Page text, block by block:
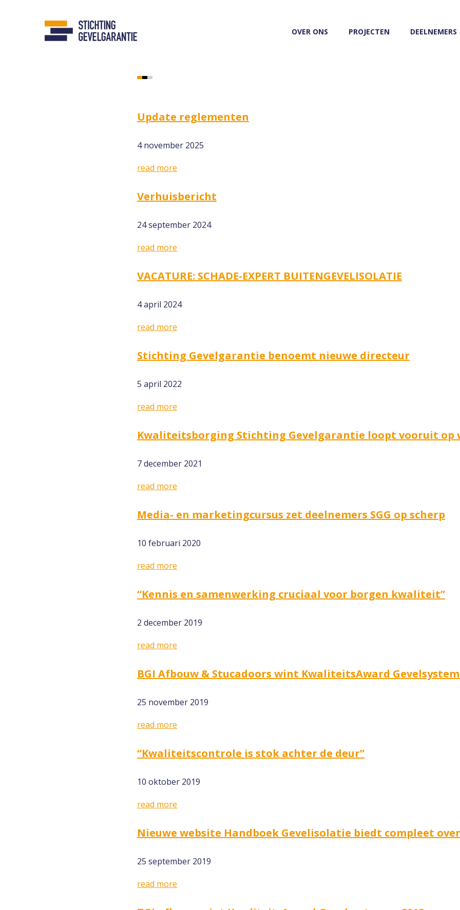
OVER ONS PROJECTEN DEELNEMERS
Update reglementen
4 november 2025
read more
Verhuisbericht
24 september 2024
read more
VACATURE: SCHADE-EXPERT BUITENGEVELISOLATIE
4 april 2024
read more
Stichting Gevelgarantie benoemt nieuwe directeur
5 april 2022
read more
Kwaliteitsborging Stichting Gevelgarantie loopt vooruit op
7 december 2021
read more
Media- en marketingcursus zet deelnemers SGG op scherp
10 februari 2020
read more
“Kennis en samenwerking cruciaal voor borgen kwaliteit”
2 december 2019
read more
BGI Afbouw & Stucadoors wint KwaliteitsAward
25 november 2019
read more
“Kwaliteitscontrole is stok achter de deur”
10 oktober 2019
read more
Nieuwe website Handboek Gevelisolatie biedt compleet
25 september 2019
read more